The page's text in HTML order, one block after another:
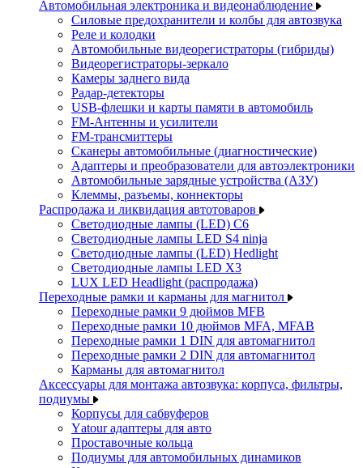
Автомобильная электроника и видеонаблюдение
Силовые предохранители и колбы для автозвука
Реле и колодки
Автомобильные видеорегистраторы (гибриды)
Видеорегистраторы-зеркало
Камеры заднего вида
Радар-детекторы
USB-флешки и карты памяти в автомобиль
FM-Антенны и усилители
FM-трансмиттеры
Сканеры автомобильные (диагностические)
Адаптеры и преобразователи для автоэлектроники
Автомобильные зарядные устройства (АЗУ)
Клеммы, разъемы, коннекторы
Распродажа и ликвидация автотоваров
Светодиодные лампы (LED) C6
Светодиодные лампы LED S4 ninja
Светодиодные лампы (LED) Hedlight
Светодиодные лампы LED X3
LUX LED Headlight (распродажа)
Переходные рамки и карманы для магнитол
Переходные рамки 9 дюймов MFB
Переходные рамки 10 дюймов MFA, MFAB
Переходные рамки 1 DIN для автомагнитол
Переходные рамки 2 DIN для автомагнитол
Карманы для автомагнитол
Аксессуары для монтажа автозвука: корпуса, фильтры,
подиумы
Корпусы для сабвуферов
Yаtour адаптеры для авто
Проставочные кольца
Подиумы для автомобильных динамиков